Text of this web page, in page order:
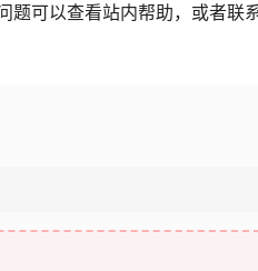
题可以查看站内帮助，或者联